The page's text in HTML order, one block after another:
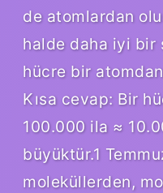
de atomlardan
halde daha iyi bir
hücre bir
Kısa cevap: Bir
100.000 ila ≈
büyüktür.1
moleküllerden,